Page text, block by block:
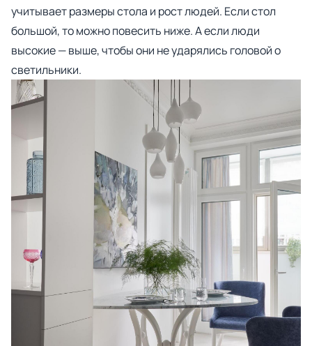
учитывает размеры стола и рост людей. Если стол
большой, то можно повесить ниже. А если люди
высокие — выше, чтобы они не ударялись головой о
светильники.